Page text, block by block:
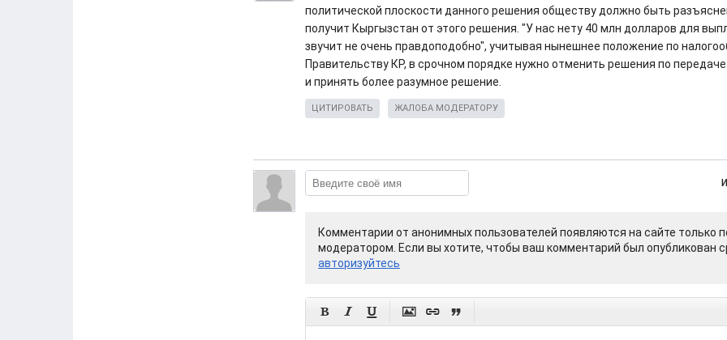
политической плоскости данного решения обществу должно быть
получит Кыргызстан от этого решения. "У нас нету 40 млн долларов для
звучит не очень правдоподобно", учитывая нынешнее положение по
Правительству КР, в срочном порядке нужно отменить решения по передаче
и принять более разумное решение.
ЦИТИРОВАТЬ ЖАЛОБА МОДЕРАТОРУ
Комментарии от анонимных пользователей появляются на сайте только
модератором. Если вы хотите, чтобы ваш комментарий был опубликован
авторизуйтесь
     